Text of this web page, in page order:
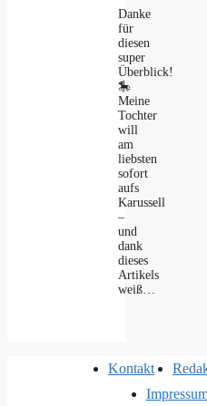
Danke
für
diesen
super
Überblick!
🎠
Meine
Tochter
will
am
liebsten
sofort
aufs
Karussell
–
und
dank
dieses
Artikels
weiß…
Kontakt